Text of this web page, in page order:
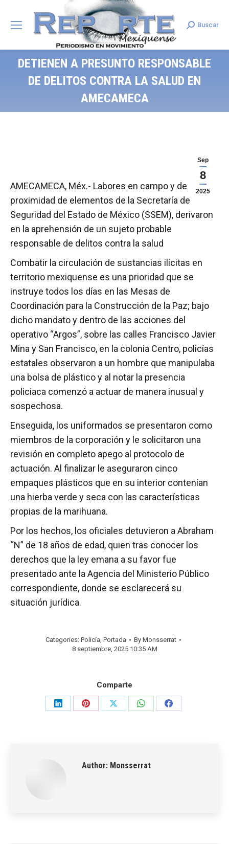
Search:
Buscar
DETIENEN A PRESUNTO RESPONSABLE
DE DELITOS CONTRA LA SALUD EN
AMECAMECA
Sep
8
2025
AMECAMECA, Méx.- Labores en campo y de
proximidad de elementos de la Secretaría de
Seguridad del Estado de México (SSEM), derivaron
en la aprehensión de un sujeto probable
responsable de delitos contra la salud
Combatir la circulación de sustancias ilícitas en
territorio mexiquense es una prioridad que se
instruye todos los días en las Mesas de
Coordinación para la Construcción de la Paz; bajo
dicho mandato y dentro de las acciones del
operativo “Argos”, sobre las calles Francisco Javier
Mina y San Francisco, en la colonia Centro, policías
estatales observaron a un hombre que manipulaba
una bolsa de plástico y al notar la presencia
policiaca comenzó a actuar de manera inusual y
sospechosa.
Enseguida, los uniformados se presentaron como
miembros de la corporación y le solicitaron una
revisión en completo apego al protocolo de
actuación. Al finalizar le aseguraron cinco
empaques plásticos que en su interior contenían
una hierba verde y seca con las características
propias de la marihuana.
Por los hechos, los oficiales detuvieron a Abraham
“N” de 18 años de edad, quien tras conocer los
derechos que la ley emana a su favor fue
presentado ante la Agencia del Ministerio Público
correspondiente, donde se esclarecerá su
situación jurídica.
Categories: Policía, Portada By Monsserrat
8 septiembre, 2025 10:35 AM
Comparte
Share
Share
Share
Share
Share
Author: Monsserrat